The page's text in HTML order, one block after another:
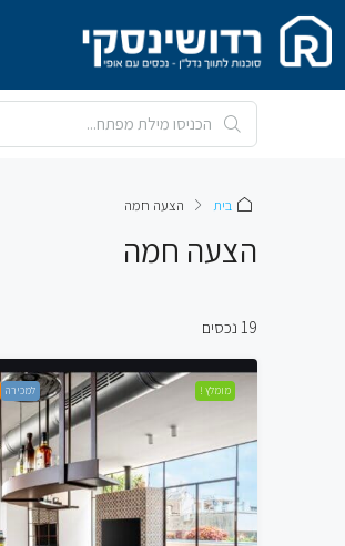
בית הצעה חמה
הצעה חמה
19 נכסים
מומלץ ! למכירה